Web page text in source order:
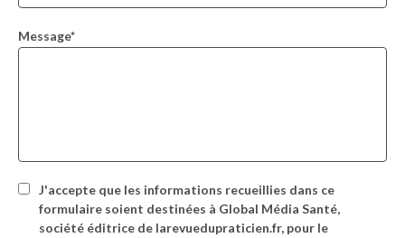
Message*
J'accepte que les informations recueillies dans ce
formulaire soient destinées à Global Média Santé,
société éditrice de larevuedupraticien.fr, pour le